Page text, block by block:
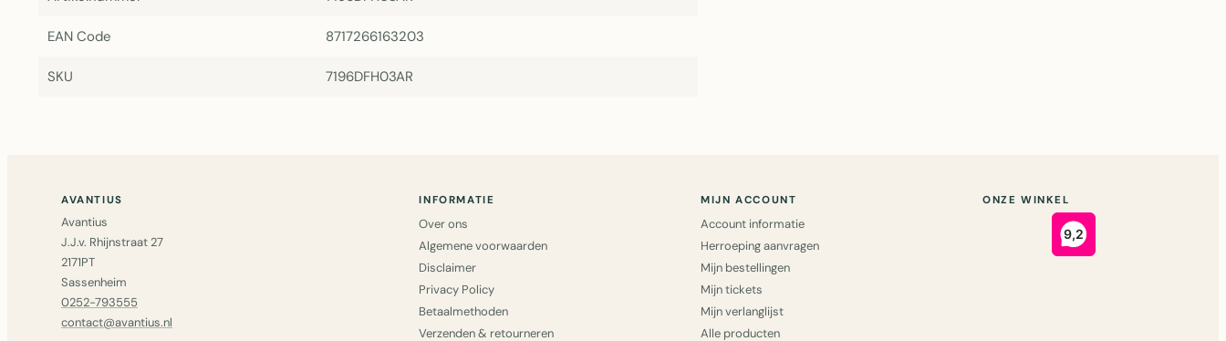
EAN Code 8717266163203
SKU 7196DFH03AR
AVANTIUS
Avantius
J.J.v. Rhijnstraat 27
2171PT
Sassenheim
0252-793555
contact@avantius.nl
INFORMATIE
Over ons
Algemene voorwaarden
Disclaimer
Privacy Policy
Betaalmethoden
Verzenden & retourneren
MIJN ACCOUNT
Account informatie
Herroeping aanvragen
Mijn bestellingen
Mijn tickets
Mijn verlanglijst
Alle producten
ONZE WINKEL